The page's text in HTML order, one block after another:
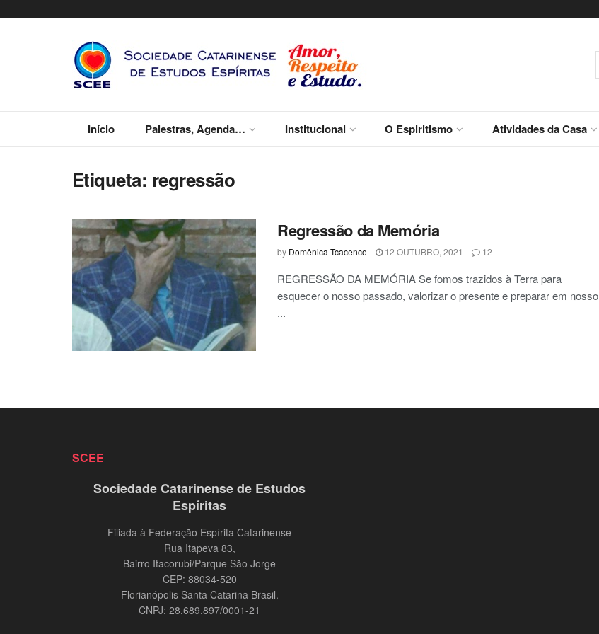
Início Palestras, Agenda… Institucional O Espiritismo Atividades da Casa
Etiqueta: regressão
Regressão da Memória
by Domênica Tcacenco 12 OUTUBRO, 2021 12
REGRESSÃO DA MEMÓRIA Se fomos trazidos à Terra para
esquecer o nosso passado, valorizar o presente e preparar em nosso
...
SCEE
Sociedade Catarinense de Estudos
Espíritas
Filiada à Federação Espírita Catarinense
Rua Itapeva 83,
Bairro Itacorubi/Parque São Jorge
CEP: 88034-520
Florianópolis Santa Catarina Brasil.
CNPJ: 28.689.897/0001-21